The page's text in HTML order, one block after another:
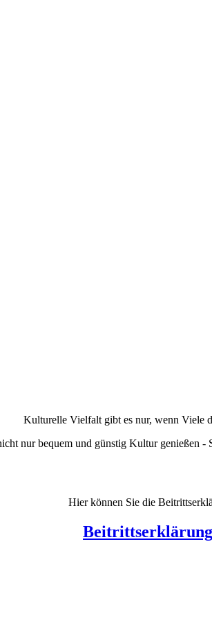
Kulturelle Vielfalt gibt es nur, wenn Viele
nur bequem und günstig Kultur genießen -
Hier können Sie die